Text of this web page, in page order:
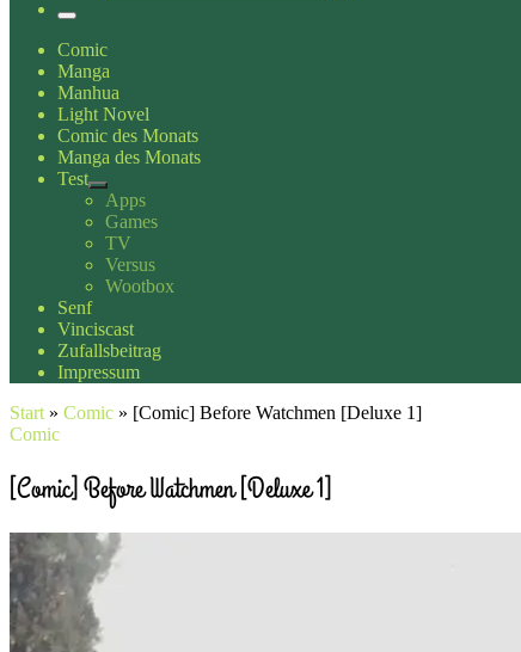
Menü
Comic
Manga
Manhua
Light Novel
Comic des Monats
Manga des Monats
Test
Apps
Games
TV
Versus
Wootbox
Senf
Vinciscast
Zufallsbeitrag
Impressum
Start » Comic » [Comic] Before Watchmen [Deluxe 1]
Comic
[Comic] Before Watchmen [Deluxe 1]